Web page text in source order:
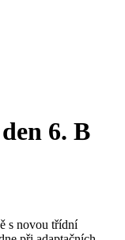
6. B
s novou třídní